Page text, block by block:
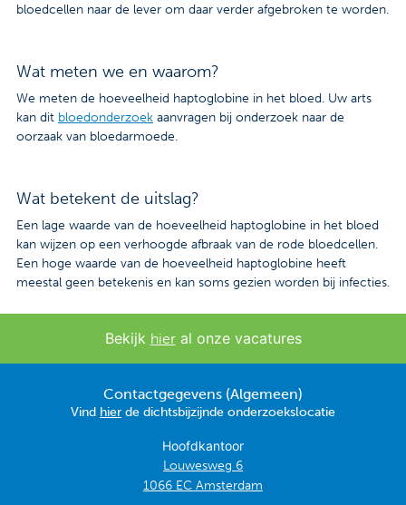
Trombosedienst
bloedcellen naar de lever om daar verder afgebroken te worden.
Wat meten we en waarom?
We meten de hoeveelheid haptoglobine in het bloed. Uw arts
kan dit bloedonderzoek aanvragen bij onderzoek naar de
oorzaak van bloedarmoede.
Wat betekent de uitslag?
Een lage waarde van de hoeveelheid haptoglobine in het bloed
kan wijzen op een verhoogde afbraak van de rode bloedcellen.
Een hoge waarde van de hoeveelheid haptoglobine heeft
meestal geen betekenis en kan soms gezien worden bij infecties.
Bekijk hieral onze vacatures
Contactgegevens (Algemeen)
Vind hier de dichtsbijzijnde onderzoekslocatie
Hoofdkantoor
Louwesweg 6
1066 EC Amsterdam